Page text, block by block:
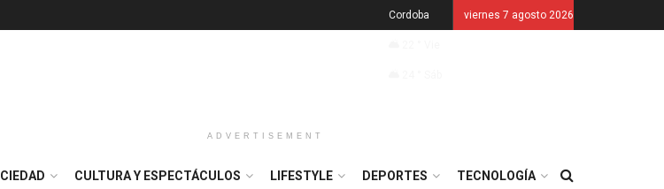
Cordoba viernes 7 agosto 2026
ADVERTISEMENT
CULTURA Y ESPECTÁCULOS LIFESTYLE DEPORTES TECNOLOGÍA